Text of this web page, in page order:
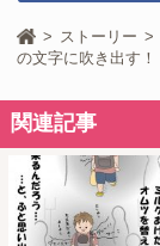
ストーリー
の文字に吹き出す！
関連記事